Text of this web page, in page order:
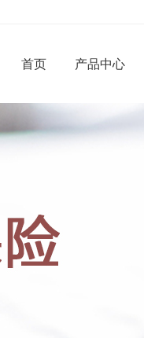
首页 产品中心